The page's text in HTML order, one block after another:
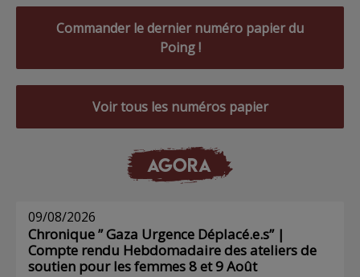
Commander le dernier numéro papier du
Poing !
Voir tous les numéros papier
AGORA
09/08/2026
Chronique ” Gaza Urgence Déplacé.e.s” |
Compte rendu Hebdomadaire des ateliers de
soutien pour les femmes 8 et 9 Août